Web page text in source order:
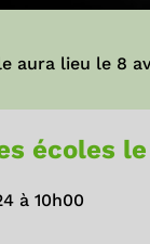
aura lieu le 8
écoles le
à 10h00